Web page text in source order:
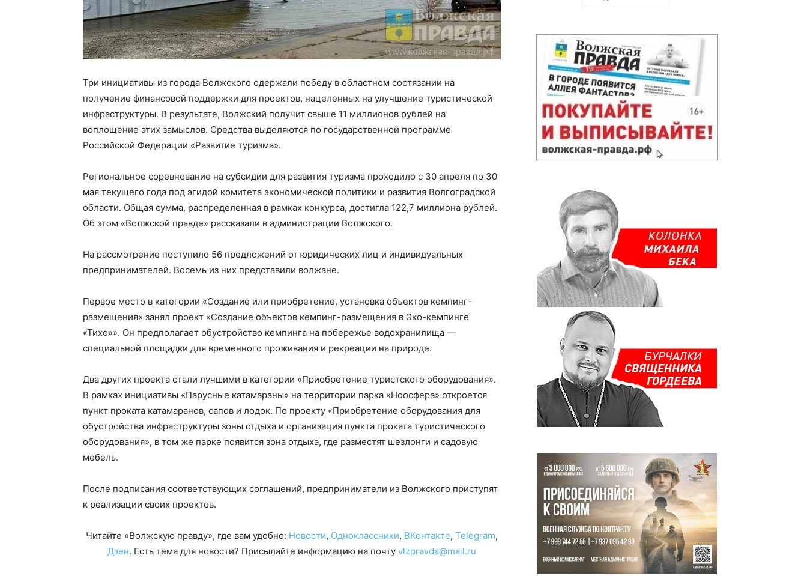
Три инициативы из города Волжского одержали победу в областном состязании на
получение финансовой поддержки для проектов, нацеленных на улучшение туристической
инфраструктуры. В результате, Волжский получит свыше 11 миллионов рублей на
воплощение этих замыслов. Средства выделяются по государственной программе
Российской Федерации «Развитие туризма».
Региональное соревнование на субсидии для развития туризма проходило с 30 апреля по 30
мая текущего года под эгидой комитета экономической политики и развития Волгоградской
области. Общая сумма, распределенная в рамках конкурса, достигла 122,7 миллиона рублей.
Об этом «Волжской правде» рассказали в администрации Волжского.
На рассмотрение поступило 56 предложений от юридических лиц и индивидуальных
предпринимателей. Восемь из них представили волжане.
Первое место в категории «Создание или приобретение, установка объектов кемпинг-
размещения» занял проект «Создание объектов кемпинг-размещения в Эко-кемпинге
«Тихо»». Он предполагает обустройство кемпинга на побережье водохранилища —
специальной площадки для временного проживания и рекреации на природе.
Два других проекта стали лучшими в категории «Приобретение туристского оборудования».
В рамках инициативы «Парусные катамараны» на территории парка «Ноосфера» откроется
пункт проката катамаранов, сапов и лодок. По проекту «Приобретение оборудования для
обустройства инфраструктуры зоны отдыха и организация пункта проката туристического
оборудования», в том же парке появится зона отдыха, где разместят шезлонги и садовую
мебель.
После подписания соответствующих соглашений, предприниматели из Волжского приступят
к реализации своих проектов.
Читайте «Волжскую правду», где вам удобно: Новости, Одноклассники, ВКонтакте, Telegram,
Дзен. Есть тема для новости? Присылайте информацию на почту vlzpravda@mail.ru